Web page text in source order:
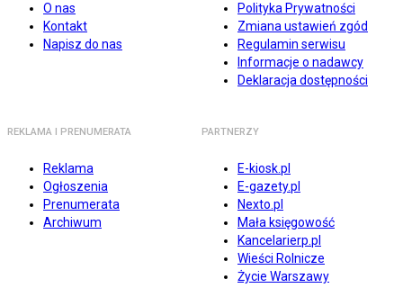
O nas
Kontakt
Napisz do nas
Polityka Prywatności
Zmiana ustawień zgód
Regulamin serwisu
Informacje o nadawcy
Deklaracja dostępności
REKLAMA I PRENUMERATA
Reklama
Ogłoszenia
Prenumerata
Archiwum
PARTNERZY
E-kiosk.pl
E-gazety.pl
Nexto.pl
Mała księgowość
Kancelarierp.pl
Wieści Rolnicze
Życie Warszawy